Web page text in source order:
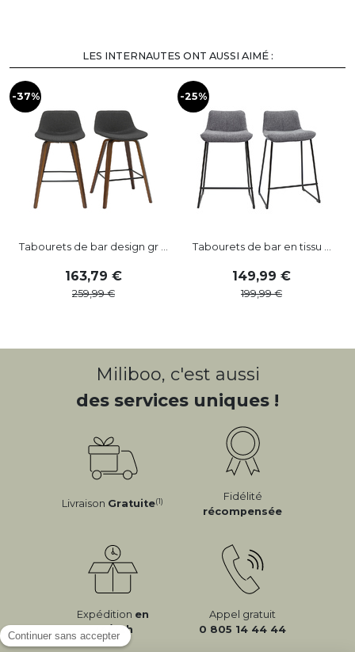
LES INTERNAUTES ONT AUSSI AIMÉ :
-37%
Tabourets de bar design gr ...
163,79
259,99
-25%
Tabourets de bar en tissu ...
149,99
199,99
Miliboo, c'est aussi
des services uniques !
Livraison Gratuite(1)
Fidélité
récompensée
Expédition en
24/72h
Appel gratuit
0 805 14 44 44